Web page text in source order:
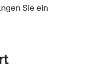
Sie ein